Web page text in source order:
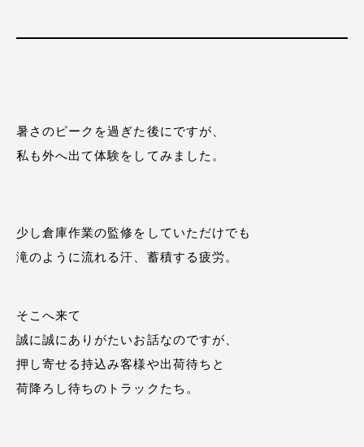
暑さのピークを過ぎた後にですが、
私も外へ出て体験をしてみました。
少し倉庫作業の監修をしていただけでも
滝のように流れる汗、蓄積する疲労。
そこへ来て
誠に誠にありがたいお話なのですが、
押し寄せる持込み客様や出荷待ちと
荷降ろし待ちのトラックたち。